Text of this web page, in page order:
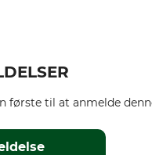
første til at anmelde